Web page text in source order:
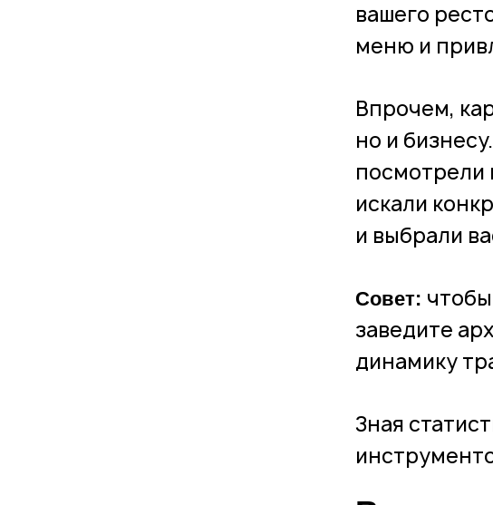
вашего
меню и
Впрочем,
но и
посмотрели
искали
и выбрали
Совет:
заведите
динамику
Зная